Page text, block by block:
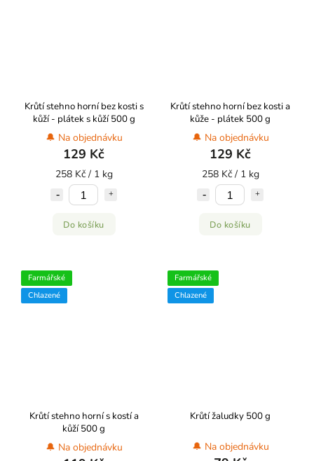
Krůtí stehno horní bez kosti s
kůží - plátek s kůží 500 g
🔔 Na objednávku
129 Kč
258 Kč / 1 kg
Do košíku
Krůtí stehno horní bez kosti a
kůže - plátek 500 g
🔔 Na objednávku
129 Kč
258 Kč / 1 kg
Do košíku
Farmářské
Chlazené
Krůtí stehno horní s kostí a
kůží 500 g
🔔 Na objednávku
Farmářské
Chlazené
Krůtí žaludky 500 g
🔔 Na objednávku